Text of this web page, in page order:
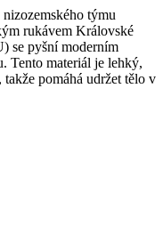
týmu
rukávem Královské
se pyšní moderním
Tento materiál je lehký,
pomáhá udržet tělo v